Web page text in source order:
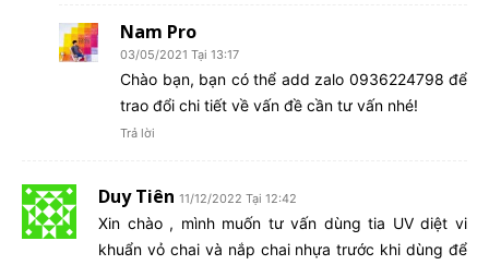
Nam Pro
03/05/2021 Tại 13:17
Chào bạn, bạn có thể add zalo 0936224798 để
trao đổi chi tiết về vấn đề cần tư vấn nhé!
Trả lời
Duy Tiên 11/12/2022 Tại 12:42
Xin chào , mình muốn tư vấn dùng tia UV diệt vi
khuẩn vỏ chai và nắp chai nhựa trước khi dùng để